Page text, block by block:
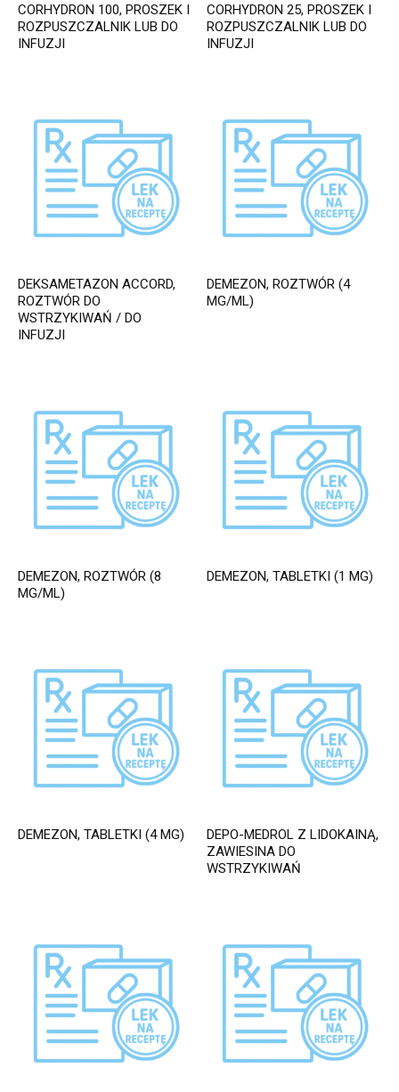
CORHYDRON 100, PROSZEK I
ROZPUSZCZALNIK LUB DO
INFUZJI
CORHYDRON 25, PROSZEK I
ROZPUSZCZALNIK LUB DO
INFUZJI
DEKSAMETAZON ACCORD,
ROZTWÓR DO
WSTRZYKIWAŃ / DO
INFUZJI
DEMEZON, ROZTWÓR (4
MG/ML)
DEMEZON, ROZTWÓR (8
MG/ML)
DEMEZON, TABLETKI (1 MG)
DEMEZON, TABLETKI (4 MG)
DEPO-MEDROL Z LIDOKAINĄ,
ZAWIESINA DO
WSTRZYKIWAŃ